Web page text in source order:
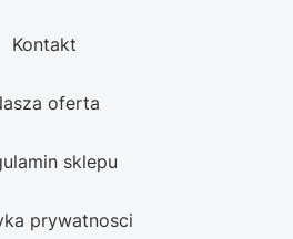
Kontakt
oferta
sklepu
prywatnosci